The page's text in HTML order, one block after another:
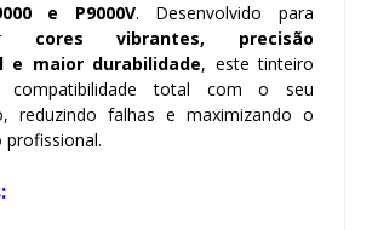
e P9000V. Desenvolvido para
cores vibrantes, precisão
e maior durabilidade, este tinteiro
compatibilidade total com o seu
reduzindo falhas e maximizando o
profissional.